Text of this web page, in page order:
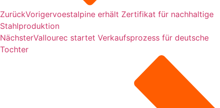
ZurückVorigervoestalpine erhält Zertifikat für nachhaltige
Stahlproduktion
NächsterVallourec startet Verkaufsprozess für deutsche
Tochter